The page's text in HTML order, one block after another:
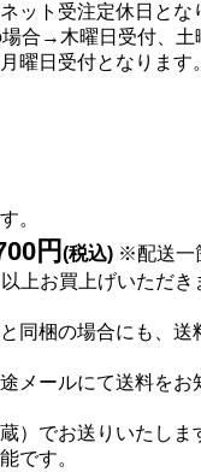
ット受注定休日とな
合→木曜日受付、土
曜日受付となります
。
円 (税込) ※配送一
上お買上げいただき
同梱の場合にも、送
メールにて送料をお
）でお送りいたしま
です。